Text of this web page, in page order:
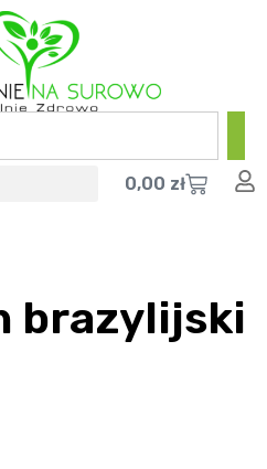
0,00 zł
brazylijski